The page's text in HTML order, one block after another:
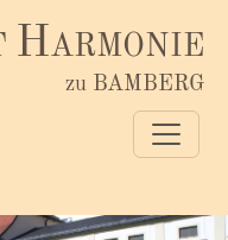
HARMONIE
zu BAMBERG